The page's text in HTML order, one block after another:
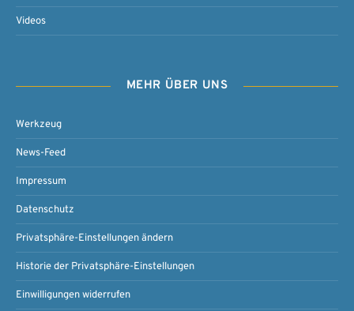
Videos
MEHR ÜBER UNS
Werkzeug
News-Feed
Impressum
Datenschutz
Privatsphäre-Einstellungen ändern
Historie der Privatsphäre-Einstellungen
Einwilligungen widerrufen